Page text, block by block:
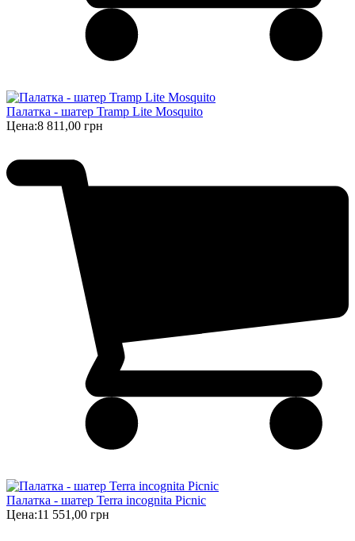
Палатка - шатер Tramp Lite Mosquito
Цена:8 811,00 грн
Палатка - шатер Terra incognita Picnic
Цена:11 551,00 грн